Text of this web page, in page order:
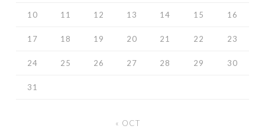
10 11 12 13 14 15 16
17 18 19 20 21 22 23
24 25 26 27 28 29 30
31
« OCT